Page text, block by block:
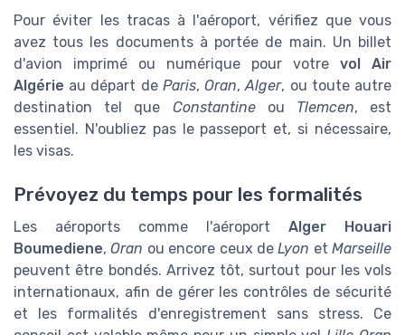
Pour éviter les tracas à l'aéroport, vérifiez que vous
avez tous les documents à portée de main. Un billet
d'avion imprimé ou numérique pour votre vol Air
Algérie au départ de Paris,Oran,Alger, ou toute autre
destination tel que Constantineou Tlemcen, est
essentiel. N'oubliez pas le passeport et, si nécessaire,
les visas.
Prévoyez du temps pour les formalités
Les aéroports comme l'aéroport Alger Houari
Boumediene,Oran ou encore ceux deLyon et Marseille
peuvent être bondés. Arrivez tôt, surtout pour les vols
internationaux, afin de gérer les contrôles de sécurité
et les formalités d'enregistrement sans stress. Ce